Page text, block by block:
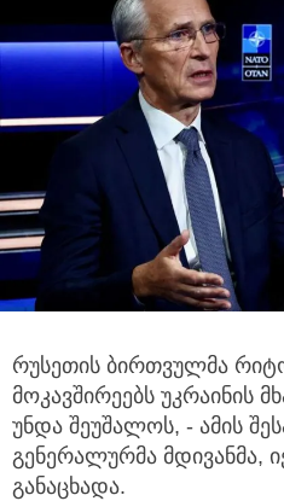
რუსეთის ბირთვულმა
მოკავშირეებს უკრაინის
უნდა შეუშალოს, - ამის
გენერალურმა მდივანმა,
განაცხადა.